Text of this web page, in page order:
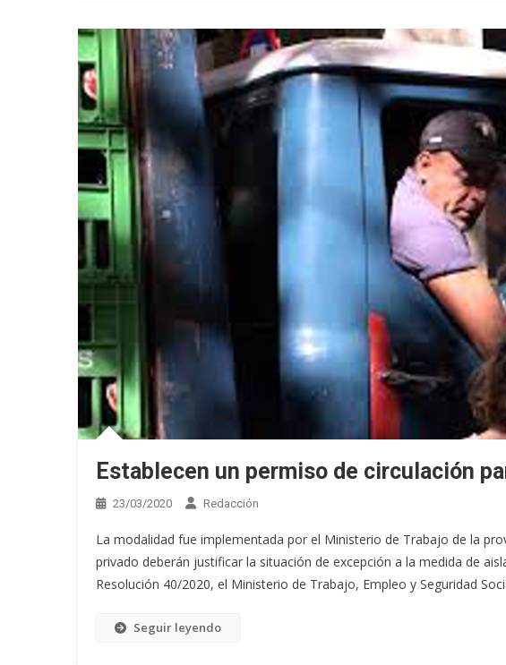
Establecen un permiso de circulación
23/03/2020 Redacción
La modalidad fue implementada por el Ministerio de Trabajo de la
privado deberán justificar la situación de excepción a la medida de
Resolución 40/2020, el Ministerio de Trabajo, Empleo y Seguridad
Seguir leyendo